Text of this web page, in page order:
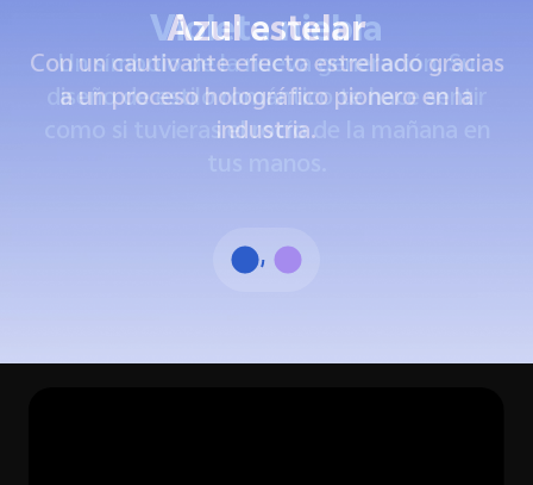
Azul estelar
Con un cautivante efecto estrellado gracias
a un proceso holográfico pionero en la
industria.